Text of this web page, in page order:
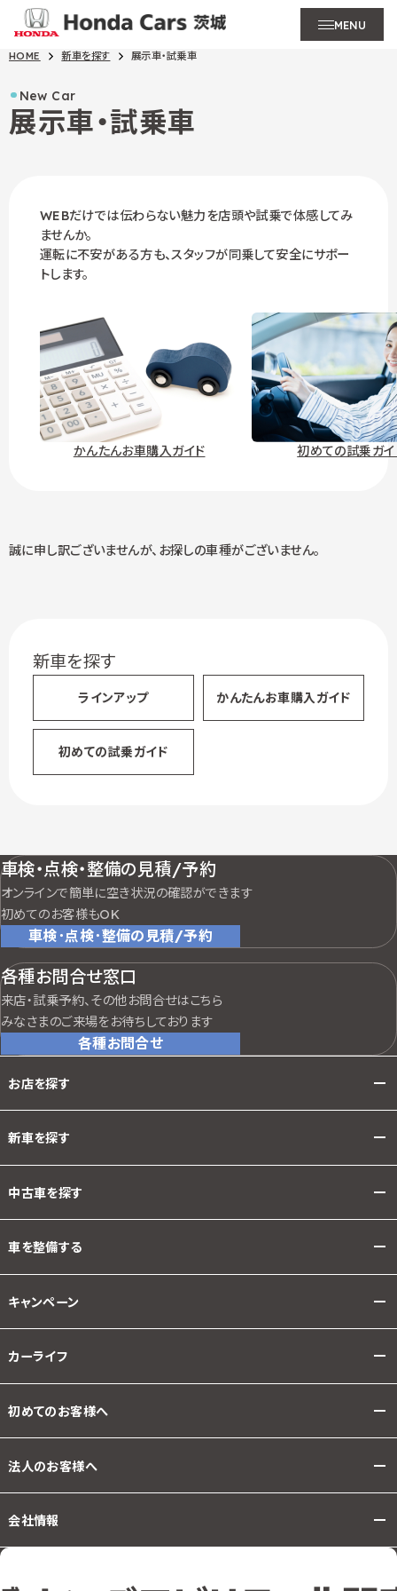
MENU
HOME 新車を探す 展示車・試乗車
New Car
展示車・試乗車
WEBだけでは伝わらない魅力を店頭や試乗で体感してみ
ませんか。
運転に不安がある方も、スタッフが同乗して安全にサポー
トします。
かんたんお車購入ガイド 初めての試乗ガイ
誠に申し訳ございませんが、 お探しの車種がございません。
新車を探す
ラインアップ かんたんお車購入ガイド
初めての試乗ガイド
車検・点検・整備の見積/予約
オンラインで簡単に空き状況の確認ができます
初めてのお客様もOK
車検･点検･整備の見積/予約
各種お問合せ窓口
来店・試乗予約、その他お問合せはこちら
みなさまのご来場をお待ちしております
各種お問合せ
お店を探す
新車を探す
中古車を探す
車を整備する
キャンペーン
カーライフ
初めてのお客様へ
法人のお客様へ
会社情報